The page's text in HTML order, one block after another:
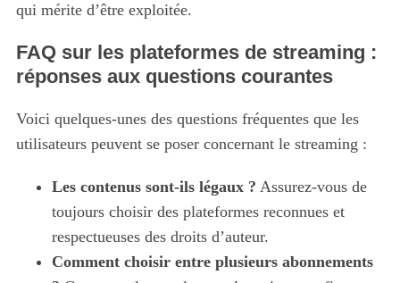
qui mérite d’être exploitée.
FAQ sur les plateformes de streaming :
réponses aux questions courantes
Voici quelques-unes des questions fréquentes que les
utilisateurs peuvent se poser concernant le streaming :
Les contenus sont-ils légaux ? Assurez-vous de
toujours choisir des plateformes reconnues et
respectueuses des droits d’auteur.
Comment choisir entre plusieurs abonnements